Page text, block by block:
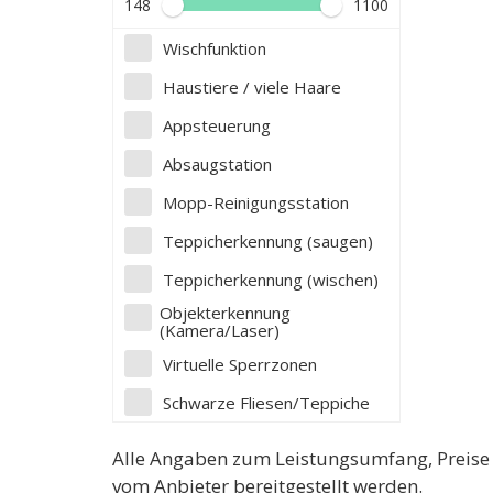
148 1100
Wischfunktion
Haustiere / viele Haare
Appsteuerung
Absaugstation
Mopp-Reinigungsstation
Teppicherkennung (saugen)
Teppicherkennung (wischen)
Objekterkennung
(Kamera/Laser)
Virtuelle Sperrzonen
Schwarze Fliesen/Teppiche
Alle Angaben zum Leistungsumfang,
vom Anbieter bereitgestellt werden.